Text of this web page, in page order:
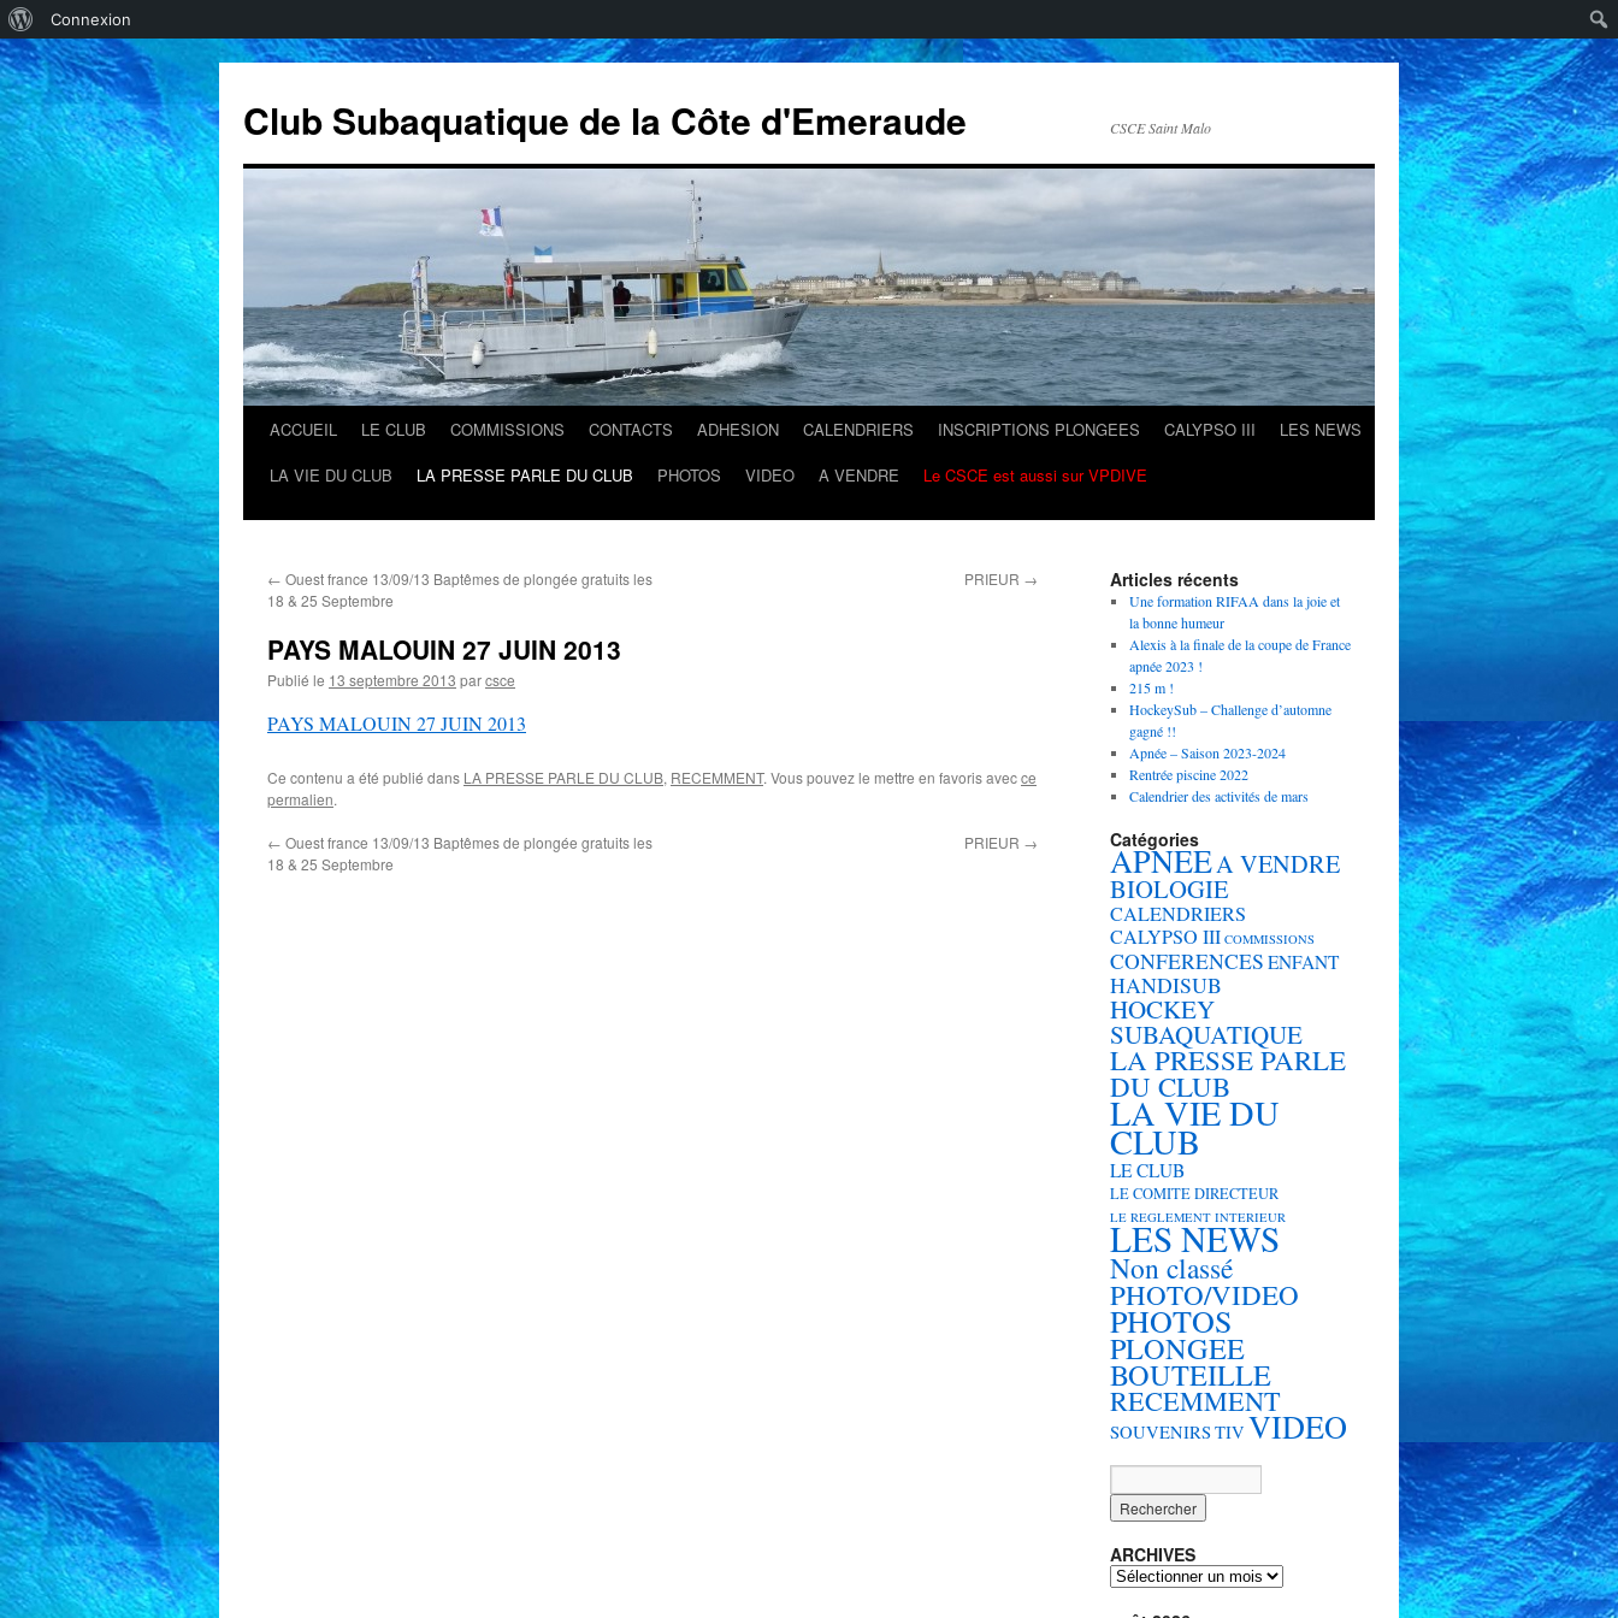
propos
de
WordPress
Connexion
Club Subaquatique de la Côte d'Emeraude CSCE Saint Malo
Aller
contenu
ACCUEIL LE CLUB COMMISSIONS CONTACTS ADHESION CALENDRIERS INSCRIPTIONS PLONGEES CALYPSO III
LES NEWS
LA VIE DU CLUB
LA PRESSE PARLE DU CLUB PHOTOS VIDEO A VENDRE Le CSCE est aussi sur VPDIVE
← Ouest france 13/09/13 Baptêmes de plongée gratuits les
18 & 25 Septembre
PRIEUR →
PAYS MALOUIN 27 JUIN 2013
Publié le 13 septembre 2013 parcsce
PAYS MALOUIN 27 JUIN 2013
Ce contenu a été publié dans LA PRESSE PARLE DU CLUB, RECEMMENT. Vous pouvez le mettre en favoris avecce
permalien.
← Ouest france 13/09/13 Baptêmes de plongée gratuits les
18 & 25 Septembre
PRIEUR →
Articles récents
Une formation RIFAA dans la joie et
la bonne humeur
Alexis à la finale de la coupe de France
apnée 2023 !
215 m !
HockeySub – Challenge d’automne
gagné !!
Apnée – Saison 2023-2024
Rentrée piscine 2022
Calendrier des activités de mars
Catégories
APNEEA VENDRE
BIOLOGIE
CALENDRIERS
CALYPSO III COMMISSIONS
CONFERENCES ENFANT
HANDISUB
HOCKEY
SUBAQUATIQUE
LA PRESSE PARLE
DU CLUB
LA VIE DU
CLUB
LE CLUB
LE COMITE DIRECTEUR
LE REGLEMENT INTERIEUR
LES NEWS
Non classé
PHOTO/VIDEO
PHOTOS
PLONGEE
BOUTEILLE
RECEMMENT
SOUVENIRSTIV VIDEO
ARCHIVES
ARCHIVES